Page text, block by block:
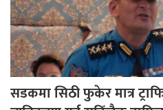
सडकमा सिठी फुकेर मात्र